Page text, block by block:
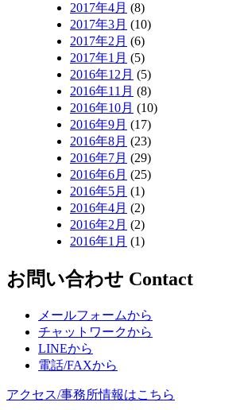
2017年4月 (8)
2017年3月 (10)
2017年2月 (6)
2017年1月 (5)
2016年12月 (5)
2016年11月 (8)
2016年10月 (10)
2016年9月 (17)
2016年8月 (23)
2016年7月 (29)
2016年6月 (25)
2016年5月 (1)
2016年4月 (2)
2016年2月 (2)
2016年1月 (1)
お問い合わせ Contact
メールフォームから
チャットワークから
LINEから
電話/FAXから
アクセス/事務所情報はこちら